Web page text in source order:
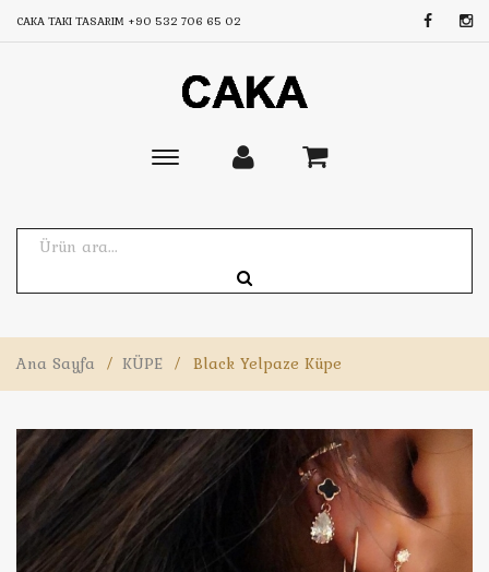
CAKA TAKI TASARIM +90 532 706 65 02
Toggle
Ana Sayfa / KÜPE / Black Yelpaze Küpe